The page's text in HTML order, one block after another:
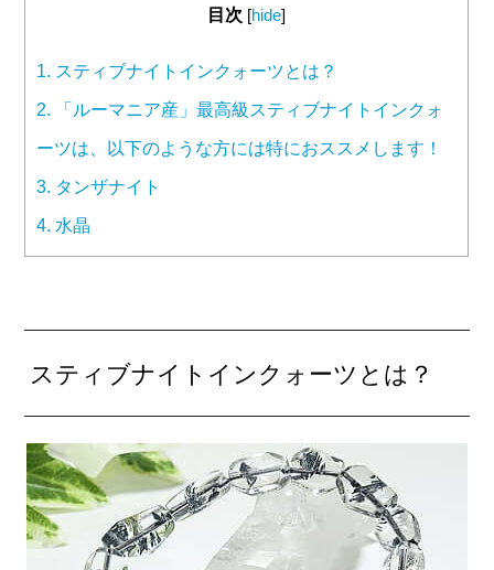
目次 [hide]
1. スティブナイトインクォーツとは？
2. 「ルーマニア産」最高級スティブナイトインクォ
ーツは、以下のような方には特におススメします！
3. タンザナイト
4. 水晶
スティブナイトインクォーツとは？